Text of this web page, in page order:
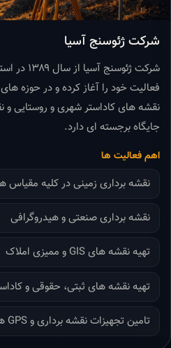
شرکت ژئوسنج آسیا
شرکت
نقشه های کاداستر شهری و روستایی
جایگاه برجسته ای دارد.
اهم فعالیت ها
نقشه برداری زمینی در کلیه مقیاس
نقشه برداری صنعتی و هیدروگرافی
تهیه نقشه های GIS و ممیزی املاک
تهیه نقشه های ثبتی، حقوقی و
تامین تجهیزات نقشه برداری و GPS های مولتی فرکانس